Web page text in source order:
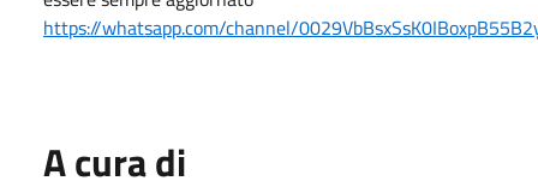
https://whatsapp.com/channel/
A cura di